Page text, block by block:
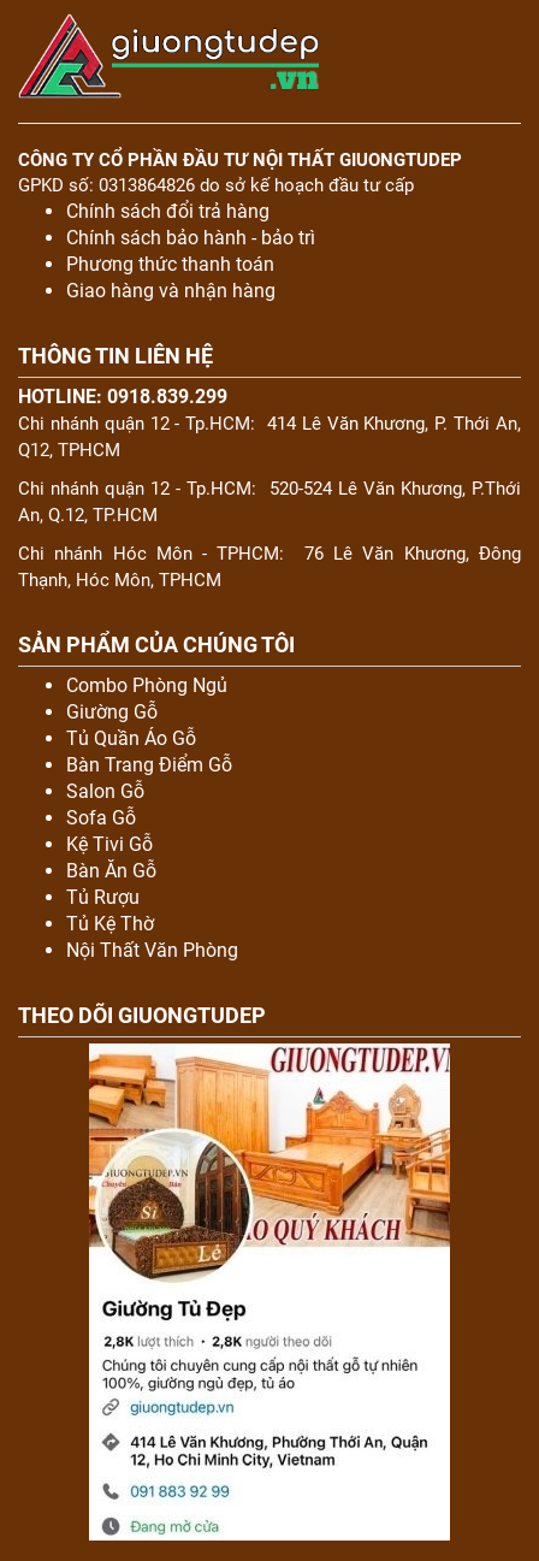
CÔNG TY CỔ PHẦN ĐẦU TƯ NỘI THẤT GIUONGTUDEP
GPKD số: 0313864826 do sở kế hoạch đầu tư cấp
Chính sách đổi trả hàng
Chính sách bảo hành - bảo trì
Phương thức thanh toán
Giao hàng và nhận hàng
THÔNG TIN LIÊN HỆ
HOTLINE: 0918.839.299
Chi nhánh quận 12 - Tp.HCM:
414 Lê Văn Khương, P. Thới An,
Q12, TPHCM
Chi nhánh quận 12 - Tp.HCM:
520-524 Lê Văn Khương, P.Thới
An, Q.12, TP.HCM
Chi nhánh Hóc Môn - TPHCM:
76 Lê Văn Khương, Đông
Thạnh, Hóc Môn, TPHCM
SẢN PHẨM CỦA CHÚNG TÔI
Combo Phòng Ngủ
Giường Gỗ
Tủ Quần Áo Gỗ
Bàn Trang Điểm Gỗ
Salon Gỗ
Sofa Gỗ
Kệ Tivi Gỗ
Bàn Ăn Gỗ
Tủ Rượu
Tủ Kệ Thờ
Nội Thất Văn Phòng
THEO DÕI GIUONGTUDEP